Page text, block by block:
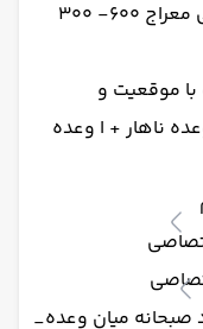
بلیت رفت و برگشت با پرواز هواپیمایی معراج ۶۰۰- ۳۰۰
هتلهای ۴و ۵ ستاره با موقعیت و
عالی ۸ وع ده صبحانه + ۵ وعده ناهار + ا وعده
صبحانه میان وعده_